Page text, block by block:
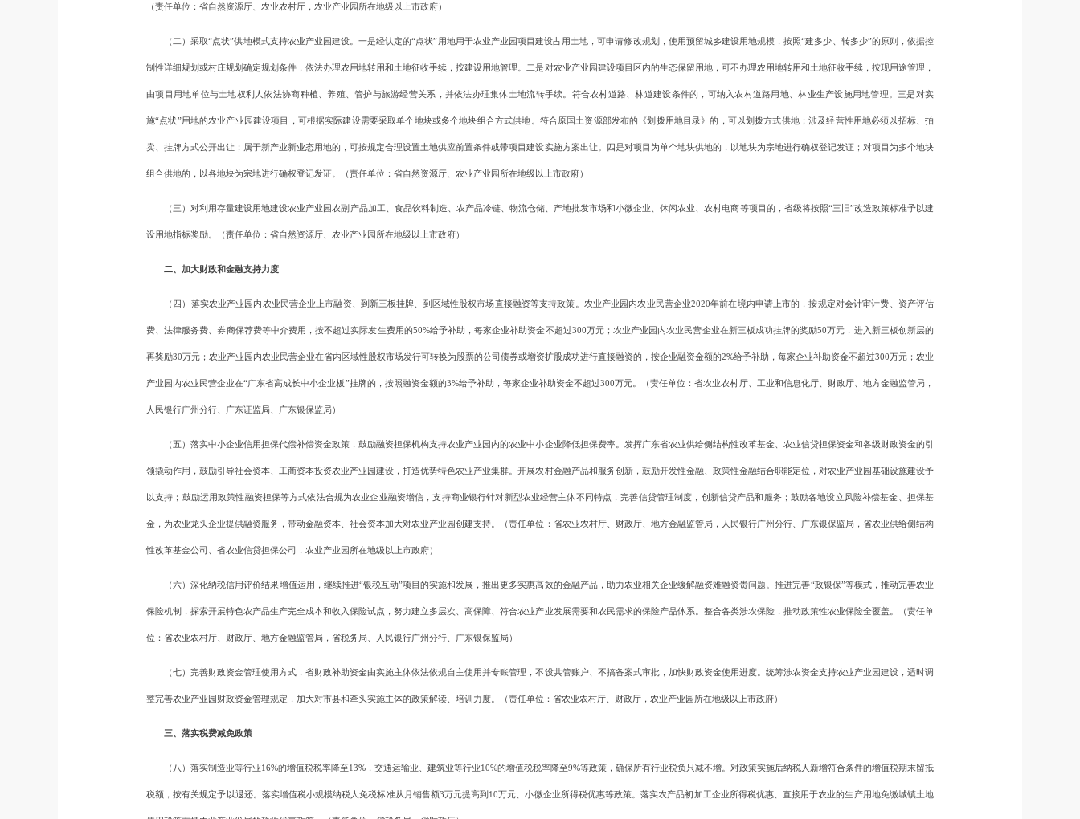
（责任单位：省自然资源厅、农业农村厅，农业产业园所在地级以上市政府）
（二）采取“点状”供地模式支持农业产业园建设。一是经认定的“点状”用地用于农业产业园项目建设占用土地，可申请修改规划，使用预留城乡建设用地规模，按照“建多少、转多少”的原则，依据控
制性详细规划或村庄规划确定规划条件，依法办理农用地转用和土地征收手续，按建设用地管理。二是对农业产业园建设项目区内的生态保留用地，可不办理农用地转用和土地征收手续，按现用途管理，
由项目用地单位与土地权利人依法协商种植、养殖、管护与旅游经营关系，并依法办理集体土地流转手续。符合农村道路、林道建设条件的，可纳入农村道路用地、林业生产设施用地管理。三是对实
施“点状”用地的农业产业园建设项目，可根据实际建设需要采取单个地块或多个地块组合方式供地。符合原国土资源部发布的《划拨用地目录》的，可以划拨方式供地；涉及经营性用地必须以招标、拍
卖、挂牌方式公开出让；属于新产业新业态用地的，可按规定合理设置土地供应前置条件或带项目建设实施方案出让。四是对项目为单个地块供地的，以地块为宗地进行确权登记发证；对项目为多个地块
组合供地的，以各地块为宗地进行确权登记发证。（责任单位：省自然资源厅、农业产业园所在地级以上市政府）
（三）对利用存量建设用地建设农业产业园农副产品加工、食品饮料制造、农产品冷链、物流仓储、产地批发市场和小微企业、休闲农业、农村电商等项目的，省级将按照“三旧”改造政策标准予以建
设用地指标奖励。（责任单位：省自然资源厅、农业产业园所在地级以上市政府）
二、加大财政和金融支持力度
（四）落实农业产业园内农业民营企业上市融资、到新三板挂牌、到区域性股权市场直接融资等支持政策。农业产业园内农业民营企业2020年前在境内申请上市的，按规定对会计审计费、资产评估
费、法律服务费、券商保荐费等中介费用，按不超过实际发生费用的50%给予补助，每家企业补助资金不超过300万元；农业产业园内农业民营企业在新三板成功挂牌的奖励50万元，进入新三板创新层的
再奖励30万元；农业产业园内农业民营企业在省内区域性股权市场发行可转换为股票的公司债券或增资扩股成功进行直接融资的，按企业融资金额的2%给予补助，每家企业补助资金不超过300万元；农业
产业园内农业民营企业在“广东省高成长中小企业板”挂牌的，按照融资金额的3%给予补助，每家企业补助资金不超过300万元。（责任单位：省农业农村厅、工业和信息化厅、财政厅、地方金融监管局，
人民银行广州分行、广东证监局、广东银保监局）
（五）落实中小企业信用担保代偿补偿资金政策，鼓励融资担保机构支持农业产业园内的农业中小企业降低担保费率。发挥广东省农业供给侧结构性改革基金、农业信贷担保资金和各级财政资金的引
领撬动作用，鼓励引导社会资本、工商资本投资农业产业园建设，打造优势特色农业产业集群。开展农村金融产品和服务创新，鼓励开发性金融、政策性金融结合职能定位，对农业产业园基础设施建设予
以支持；鼓励运用政策性融资担保等方式依法合规为农业企业融资增信，支持商业银行针对新型农业经营主体不同特点，完善信贷管理制度，创新信贷产品和服务；鼓励各地设立风险补偿基金、担保基
金，为农业龙头企业提供融资服务，带动金融资本、社会资本加大对农业产业园创建支持。（责任单位：省农业农村厅、财政厅、地方金融监管局，人民银行广州分行、广东银保监局，省农业供给侧结构
性改革基金公司、省农业信贷担保公司，农业产业园所在地级以上市政府）
（六）深化纳税信用评价结果增值运用，继续推进“银税互动”项目的实施和发展，推出更多实惠高效的金融产品，助力农业相关企业缓解融资难融资贵问题。推进完善“政银保”等模式，推动完善农业
保险机制，探索开展特色农产品生产完全成本和收入保险试点，努力建立多层次、高保障、符合农业产业发展需要和农民需求的保险产品体系。整合各类涉农保险，推动政策性农业保险全覆盖。（责任单
位：省农业农村厅、财政厅、地方金融监管局，省税务局、人民银行广州分行、广东银保监局）
（七）完善财政资金管理使用方式，省财政补助资金由实施主体依法依规自主使用并专账管理，不设共管账户、不搞备案式审批，加快财政资金使用进度。统筹涉农资金支持农业产业园建设，适时调
整完善农业产业园财政资金管理规定，加大对市县和牵头实施主体的政策解读、培训力度。（责任单位：省农业农村厅、财政厅，农业产业园所在地级以上市政府）
三、落实税费减免政策
（八）落实制造业等行业16%的增值税税率降至13%，交通运输业、建筑业等行业10%的增值税税率降至9%等政策，确保所有行业税负只减不增。对政策实施后纳税人新增符合条件的增值税期末留抵
税额，按有关规定予以退还。落实增值税小规模纳税人免税标准从月销售额3万元提高到10万元、小微企业所得税优惠等政策。落实农产品初加工企业所得税优惠、直接用于农业的生产用地免缴城镇土地